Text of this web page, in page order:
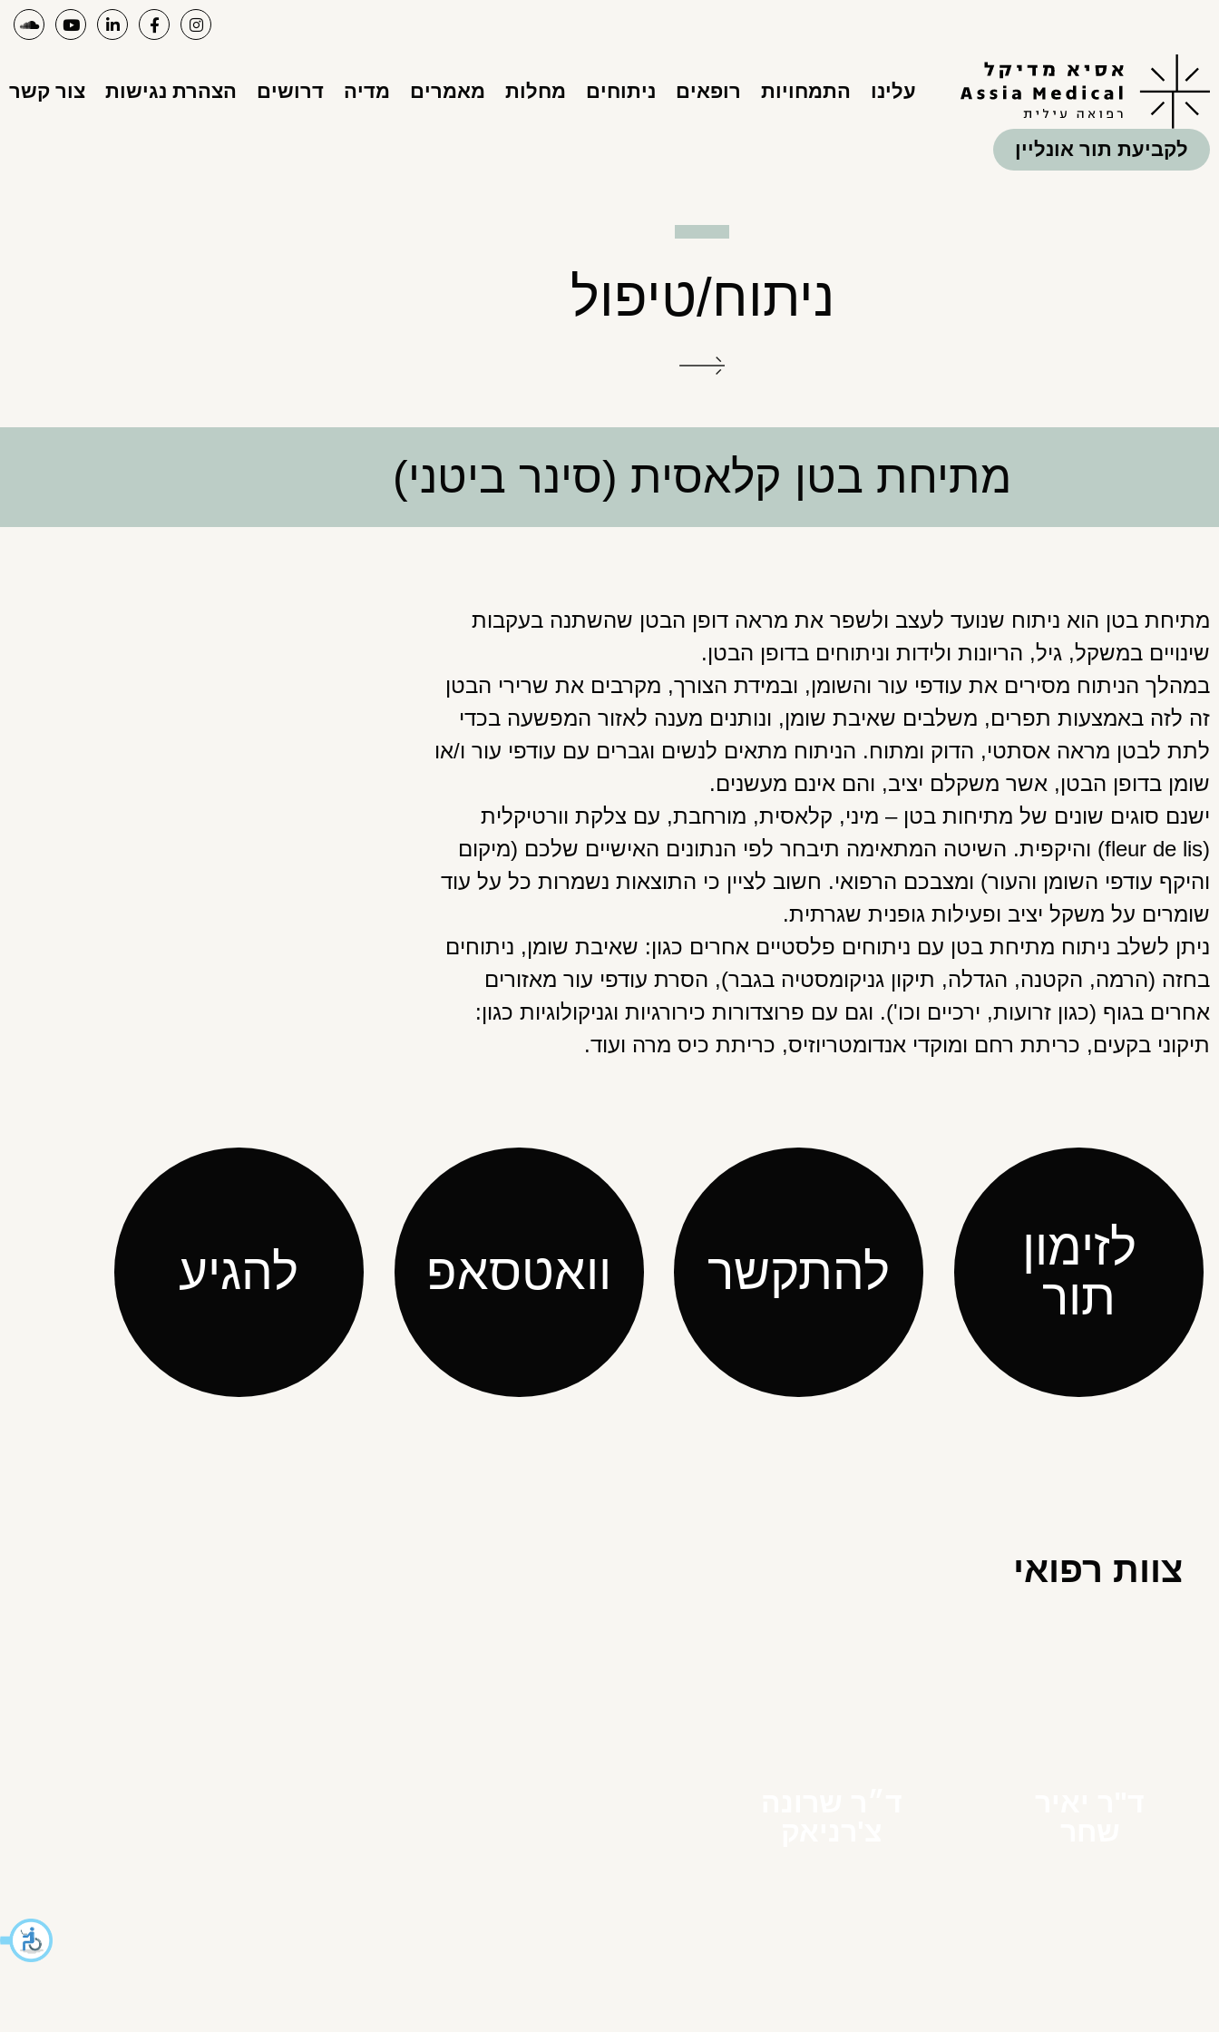
עלינו התמחויות רופאים ניתוחים מחלות מאמרים מדיה דרושים הצהרת נגישות צור קשר
לקביעת תור אונליין
ניתוח/טיפול
מתיחת בטן קלאסית (סינר ביטני)
מתיחת בטן הוא ניתוח שנועד לעצב ולשפר את מראה דופן הבטן שהשתנה בעקבות
שינויים במשקל, גיל, הריונות ולידות וניתוחים בדופן הבטן.
במהלך הניתוח מסירים את עודפי עור והשומן, ובמידת הצורך, מקרבים את שרירי הבטן
זה לזה באמצעות תפרים, משלבים שאיבת שומן, ונותנים מענה לאזור המפשעה בכדי
לתת לבטן מראה אסתטי, הדוק ומתוח. הניתוח מתאים לנשים וגברים עם עודפי עור ו/או
שומן בדופן הבטן, אשר משקלם יציב, והם אינם מעשנים.
ישנם סוגים שונים של מתיחות בטן – מיני, קלאסית, מורחבת, עם צלקת וורטיקלית
(fleur de lis) והיקפית. השיטה המתאימה תיבחר לפי הנתונים האישיים שלכם (מיקום
והיקף עודפי השומן והעור) ומצבכם הרפואי. חשוב לציין כי התוצאות נשמרות כל על עוד
שומרים על משקל יציב ופעילות גופנית שגרתית.
ניתן לשלב ניתוח מתיחת בטן עם ניתוחים פלסטיים אחרים כגון: שאיבת שומן, ניתוחים
בחזה (הרמה, הקטנה, הגדלה, תיקון גניקומסטיה בגבר), הסרת עודפי עור מאזורים
אחרים בגוף (כגון זרועות, ירכיים וכו'). וגם עם פרוצדורות כירורגיות וגניקולוגיות כגון:
תיקוני בקעים, כריתת רחם ומוקדי אנדומטריוזיס, כריתת כיס מרה ועוד.
לזימון
תור
להתקשר וואטסאפ להגיע
צוות רפואי